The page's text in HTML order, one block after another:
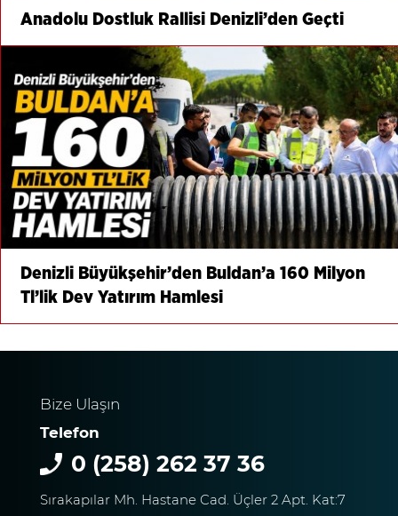
Anadolu Dostluk Rallisi Denizli’den Geçti
Denizli Büyükşehir’den Buldan’a 160 Milyon
Tl’lik Dev Yatırım Hamlesi
Bize Ulaşın
Telefon
0 (258) 262 37 36
Sırakapılar Mh. Hastane Cad. Üçler 2 Apt. Kat:7